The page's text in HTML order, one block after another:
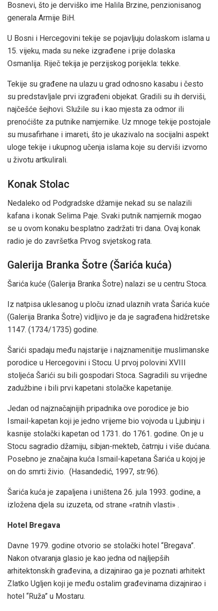
Bosnevi, što je derviško ime Halila Brzine, penzionisanog
generala Armije BiH.
U Bosni i Hercegovini tekije se pojavljuju dolaskom islama u
15. vijeku, mada su neke izgrađene i prije dolaska
Osmanlija. Riječ tekija je perzijskog porijekla: tekke.
Tekije su građene na ulazu u grad odnosno kasabu i često
su predstavljale prvi izgrađeni objekat. Gradili su ih derviši,
najčešće šejhovi. Služile su i kao mjesta za odmor ili
prenoćište za putnike namjernike. Uz mnoge tekije postojale
su musafirhane i imareti, što je ukazivalo na socijalni aspekt
uloge tekije i ukupnog učenja islama koje su derviši izvorno
u životu artkulirali.
Konak Stolac
Nedaleko od Podgradske džamije nekad su se nalazili
kafana i konak Selima Paje. Svaki putnik namjernik mogao
se u ovom konaku besplatno zadržati tri dana. Ovaj konak
radio je do završetka Prvog svjetskog rata.
Galerija Branka Šotre (Šarića kuća)
Šarića kuće (Galerija Branka Šotre) nalazi se u centru Stoca.
Iz natpisa uklesanog u ploču iznad ulaznih vrata Šarića kuće
(Galerija Branka Šotre) vidljivo je da je sagrađena hidžretske
1147. (1734/1735) godine.
Šarići spadaju među najstarije i najznamenitije muslimanske
porodice u Hercegovini i Stocu. U prvoj polovini XVIII
stoljeća Šarići su bili gospodari Stoca. Sagradili su vrijedne
zadužbine i bili prvi kapetani stolačke kapetanije.
Jedan od najznačajnijih pripadnika ove porodice je bio
Ismail-kapetan koji je jedno vrijeme bio vojvoda u Ljubinju i
kasnije stolački kapetan od 1731. do 1761. godine. On je u
Stocu sagradio džamiju, sibjan-mekteb, čatrnju i više dućana.
Posebno je značajna kuća Ismail-kapetana Šarića u kojoj je
on do smrti živio. (Hasandedić, 1997, str.96).
Šarića kuća je zapaljena i uništena 26. jula 1993. godine, a
izložena djela su izuzeta, od strane «ratnih vlasti» .
Hotel Bregava
Davne 1979. godine otvorio se stolački hotel “Bregava”.
Nakon otvaranja glasio je kao jedna od najljepših
arhitektonskih građevina, a dizajnirao ga je poznati arhitekt
Zlatko Ugljen koji je među ostalim građevinama dizajnirao i
hotel “Ruža” u Mostaru.